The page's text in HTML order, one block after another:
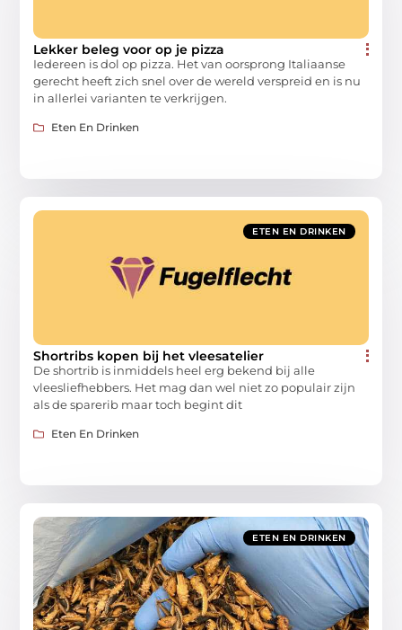
Lekker beleg voor op je pizza
Iedereen is dol op pizza. Het van oorsprong Italiaanse
gerecht heeft zich snel over de wereld verspreid en is nu
in allerlei varianten te verkrijgen.
Eten En Drinken
ETEN EN DRINKEN
Shortribs kopen bij het vleesatelier
De shortrib is inmiddels heel erg bekend bij alle
vleesliefhebbers. Het mag dan wel niet zo populair zijn
als de sparerib maar toch begint dit
Eten En Drinken
ETEN EN DRINKEN